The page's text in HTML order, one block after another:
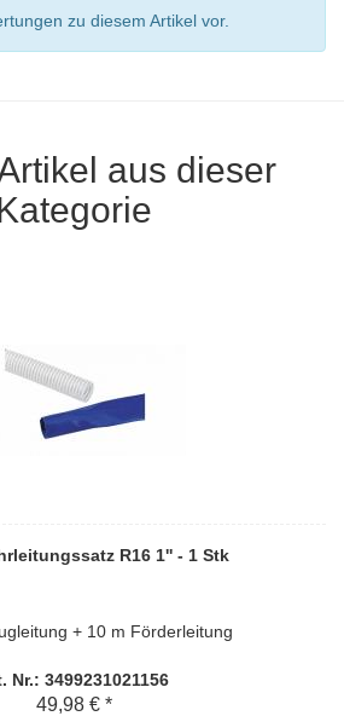
zu diesem Artikel vor.
aus dieser
R16 1'' - 1 Stk
+ 10 m Förderleitung
Nr.: 3499231021156
49,98 € *